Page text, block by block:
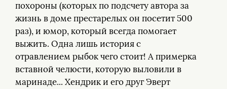
похороны (которых по подсчету автора за
жизнь в доме престарелых он посетит 500
раз), и юмор, который всегда помогает
выжить. Одна лишь история с
отравлением рыбок чего стоит! А примерка
вставной челюсти, которую выловили в
маринаде... Хендрик и его друг Эверт